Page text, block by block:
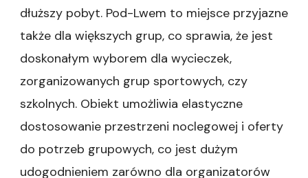
dłuższy pobyt. Pod-Lwem to miejsce przyjazne
także dla większych grup, co sprawia, że jest
doskonałym wyborem dla wycieczek,
zorganizowanych grup sportowych, czy
szkolnych. Obiekt umożliwia elastyczne
dostosowanie przestrzeni noclegowej i oferty
do potrzeb grupowych, co jest dużym
udogodnieniem zarówno dla organizatorów